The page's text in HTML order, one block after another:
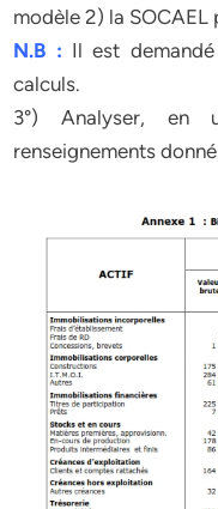
modèle 2) la SOCAEL
N.B : Il est
calculs.
3°) Analyser, en
renseignements